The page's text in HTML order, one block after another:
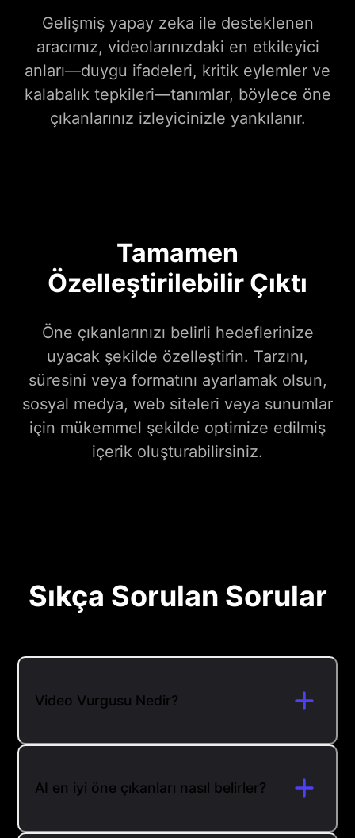
Gelişmiş yapay zeka ile desteklenen
aracımız, videolarınızdaki en etkileyici
anları—duygu ifadeleri, kritik eylemler ve
kalabalık tepkileri—tanımlar, böylece öne
çıkanlarınız izleyicinizle yankılanır.
Tamamen
Özelleştirilebilir Çıktı
Öne çıkanlarınızı belirli hedeflerinize
uyacak şekilde özelleştirin. Tarzını,
süresini veya formatını ayarlamak olsun,
sosyal medya, web siteleri veya sunumlar
için mükemmel şekilde optimize edilmiş
içerik oluşturabilirsiniz.
Sıkça Sorulan Sorular
Video Vurgusu Nedir?
AI en iyi öne çıkanları nasıl belirler?